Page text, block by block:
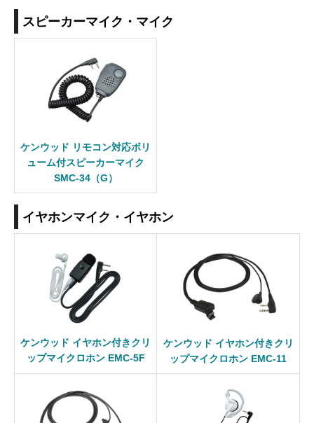
スピーカーマイク・マイク
ケンウッド リモコン対応ボリ
ューム付スピーカーマイク
SMC-34（G）
イヤホンマイク・イヤホン
ケンウッド イヤホン付きクリ
ップマイクロホン EMC-5F
ケンウッド イヤホン付きクリ
ップマイクロホン EMC-11